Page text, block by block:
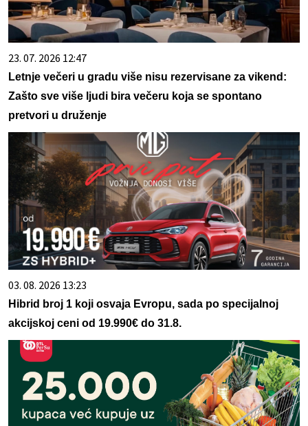
23. 07. 2026 12:47
Letnje večeri u gradu više nisu rezervisane za vikend:
Zašto sve više ljudi bira večeru koja se spontano
pretvori u druženje
03. 08. 2026 13:23
Hibrid broj 1 koji osvaja Evropu, sada po specijalnoj
akcijskoj ceni od 19.990€ do 31.8.